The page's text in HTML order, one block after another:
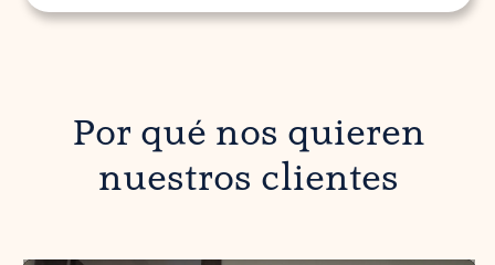
Por qué nos quieren
nuestros clientes